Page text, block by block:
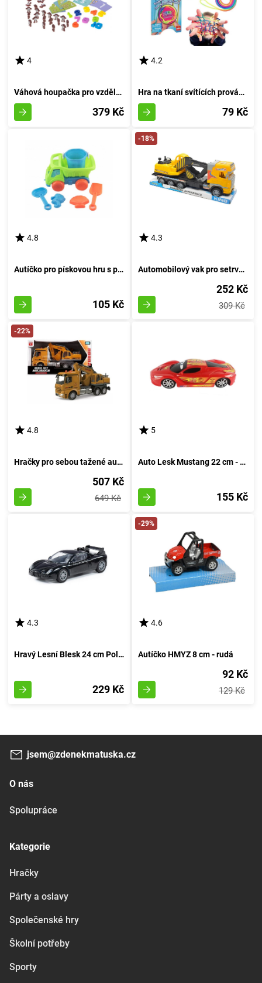
4
Váhová houpačka pro vzdělávání opic
379 Kč
4.2
Hra na tkaní svítících provázků v oblouku
79 Kč
4.8
Autíčko pro pískovou hru s příslušenstvím 16 cm
105 Kč
-18%
4.3
Automobilový vak pro setrvačník
252 Kč
309 Kč
-22%
4.8
Hračky pro sebou tažené autíčka
507 Kč
649 Kč
5
Auto Lesk Mustang 22 cm - rudá
155 Kč
4.3
Hravý Lesní Blesk 24 cm Polesie - rudá
229 Kč
-29%
4.6
Autíčko HMYZ 8 cm - rudá
92 Kč
129 Kč
jsem@zdenekmatuska.cz
O nás
Spolupráce
Kategorie
Hračky
Párty a oslavy
Společenské hry
Školní potřeby
Sporty